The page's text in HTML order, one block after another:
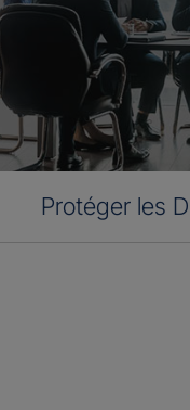
Protéger les